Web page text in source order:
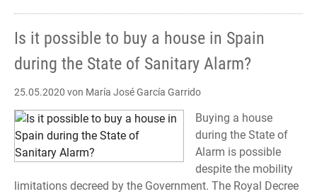
Estado
de
Is it possible to buy a house in Spain
during the State of Sanitary Alarm?
25.05.2020 von María José García Garrido
Buying a house
during the State of
Alarm is possible
despite the mobility
limitations decreed by the Government. The Royal Decree